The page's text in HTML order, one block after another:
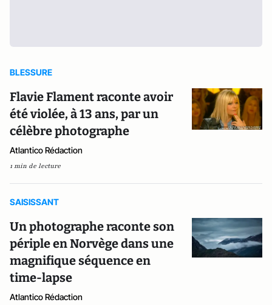
BLESSURE
Flavie Flament raconte avoir
été violée, à 13 ans, par un
célèbre photographe
Atlantico Rédaction
1 min de lecture
SAISISSANT
Un photographe raconte son
périple en Norvège dans une
magnifique séquence en
time-lapse
Atlantico Rédaction